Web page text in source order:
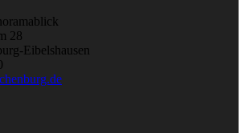
28
Eibelshausen